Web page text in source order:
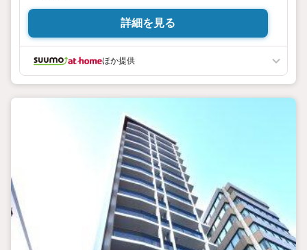
詳細を見る
ほか提供